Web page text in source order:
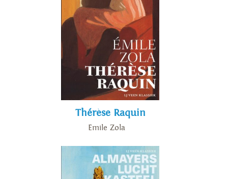
Thérèse Raquin
Emile Zola